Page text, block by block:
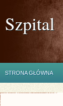
Szpital
STRONA GŁÓWNA